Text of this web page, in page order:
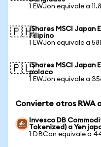
1 EWJon equivale a
🇵🇭iShares MSCI Japan
Filipino
1 EWJon equivale a
🇵🇱iShares MSCI Japan
polaco
1 EWJon equivale a
Convierte otros RWA
Invesco DB
Tokenized) a Yen
1 DBCon equivale a